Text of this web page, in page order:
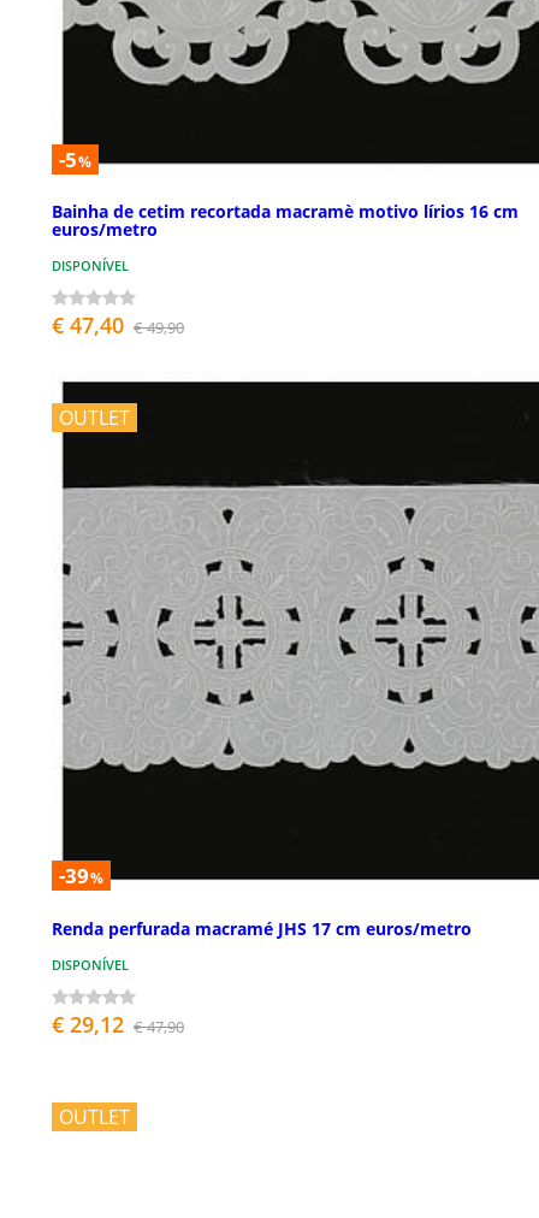
-5%
Bainha de cetim recortada macramè motivo lírios 16 cm
euros/metro
DISPONÍVEL
€ 47,40 € 49,90
OUTLET
-39%
Renda perfurada macramé JHS 17 cm euros/metro
DISPONÍVEL
€ 29,12 € 47,90
OUTLET